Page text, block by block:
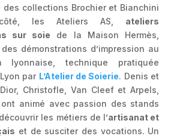
des collections Brochier et Bianchini
les Ateliers AS, ateliers
sur soie de la Maison Hermès,
démonstrations d’impression au
technique pratiquée
par L’Atelier de Soierie. Denis et
Christofle, Van Cleef et Arpels,
ont animé avec passion des stands
les métiers de l’artisanat et
et de susciter des vocations. Un